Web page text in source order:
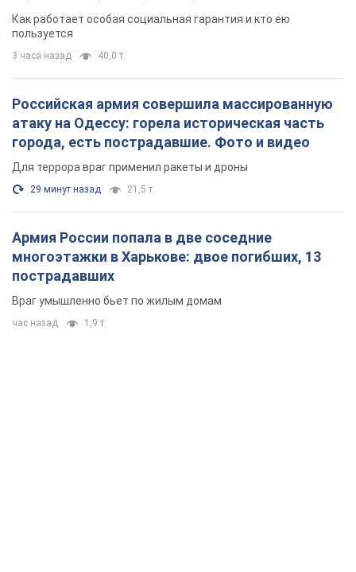
поселился
Как работает особая социальная гарантия и кто ею
пользуется
3 часа назад 40,0 т.
Российская армия совершила массированную
атаку на Одессу: горела историческая часть
города, есть пострадавшие. Фото и видео
Для террора враг применил ракеты и дроны
29 минут назад 21,5 т.
Армия России попала в две соседние
многоэтажки в Харькове: двое погибших, 13
пострадавших
Враг умышленно бьет по жилым домам
час назад 1,9 т.